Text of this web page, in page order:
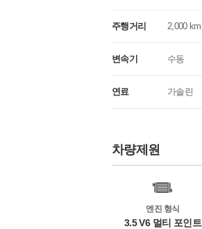
주행거리 2,000 km
변속기 수동
연료 가솔린
차량제원
엔진 형식
3.5 V6 멀티 포인트